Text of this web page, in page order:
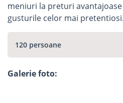
meniuri la preturi
gusturile celor mai pretentiosi.
120 persoane
Galerie foto: